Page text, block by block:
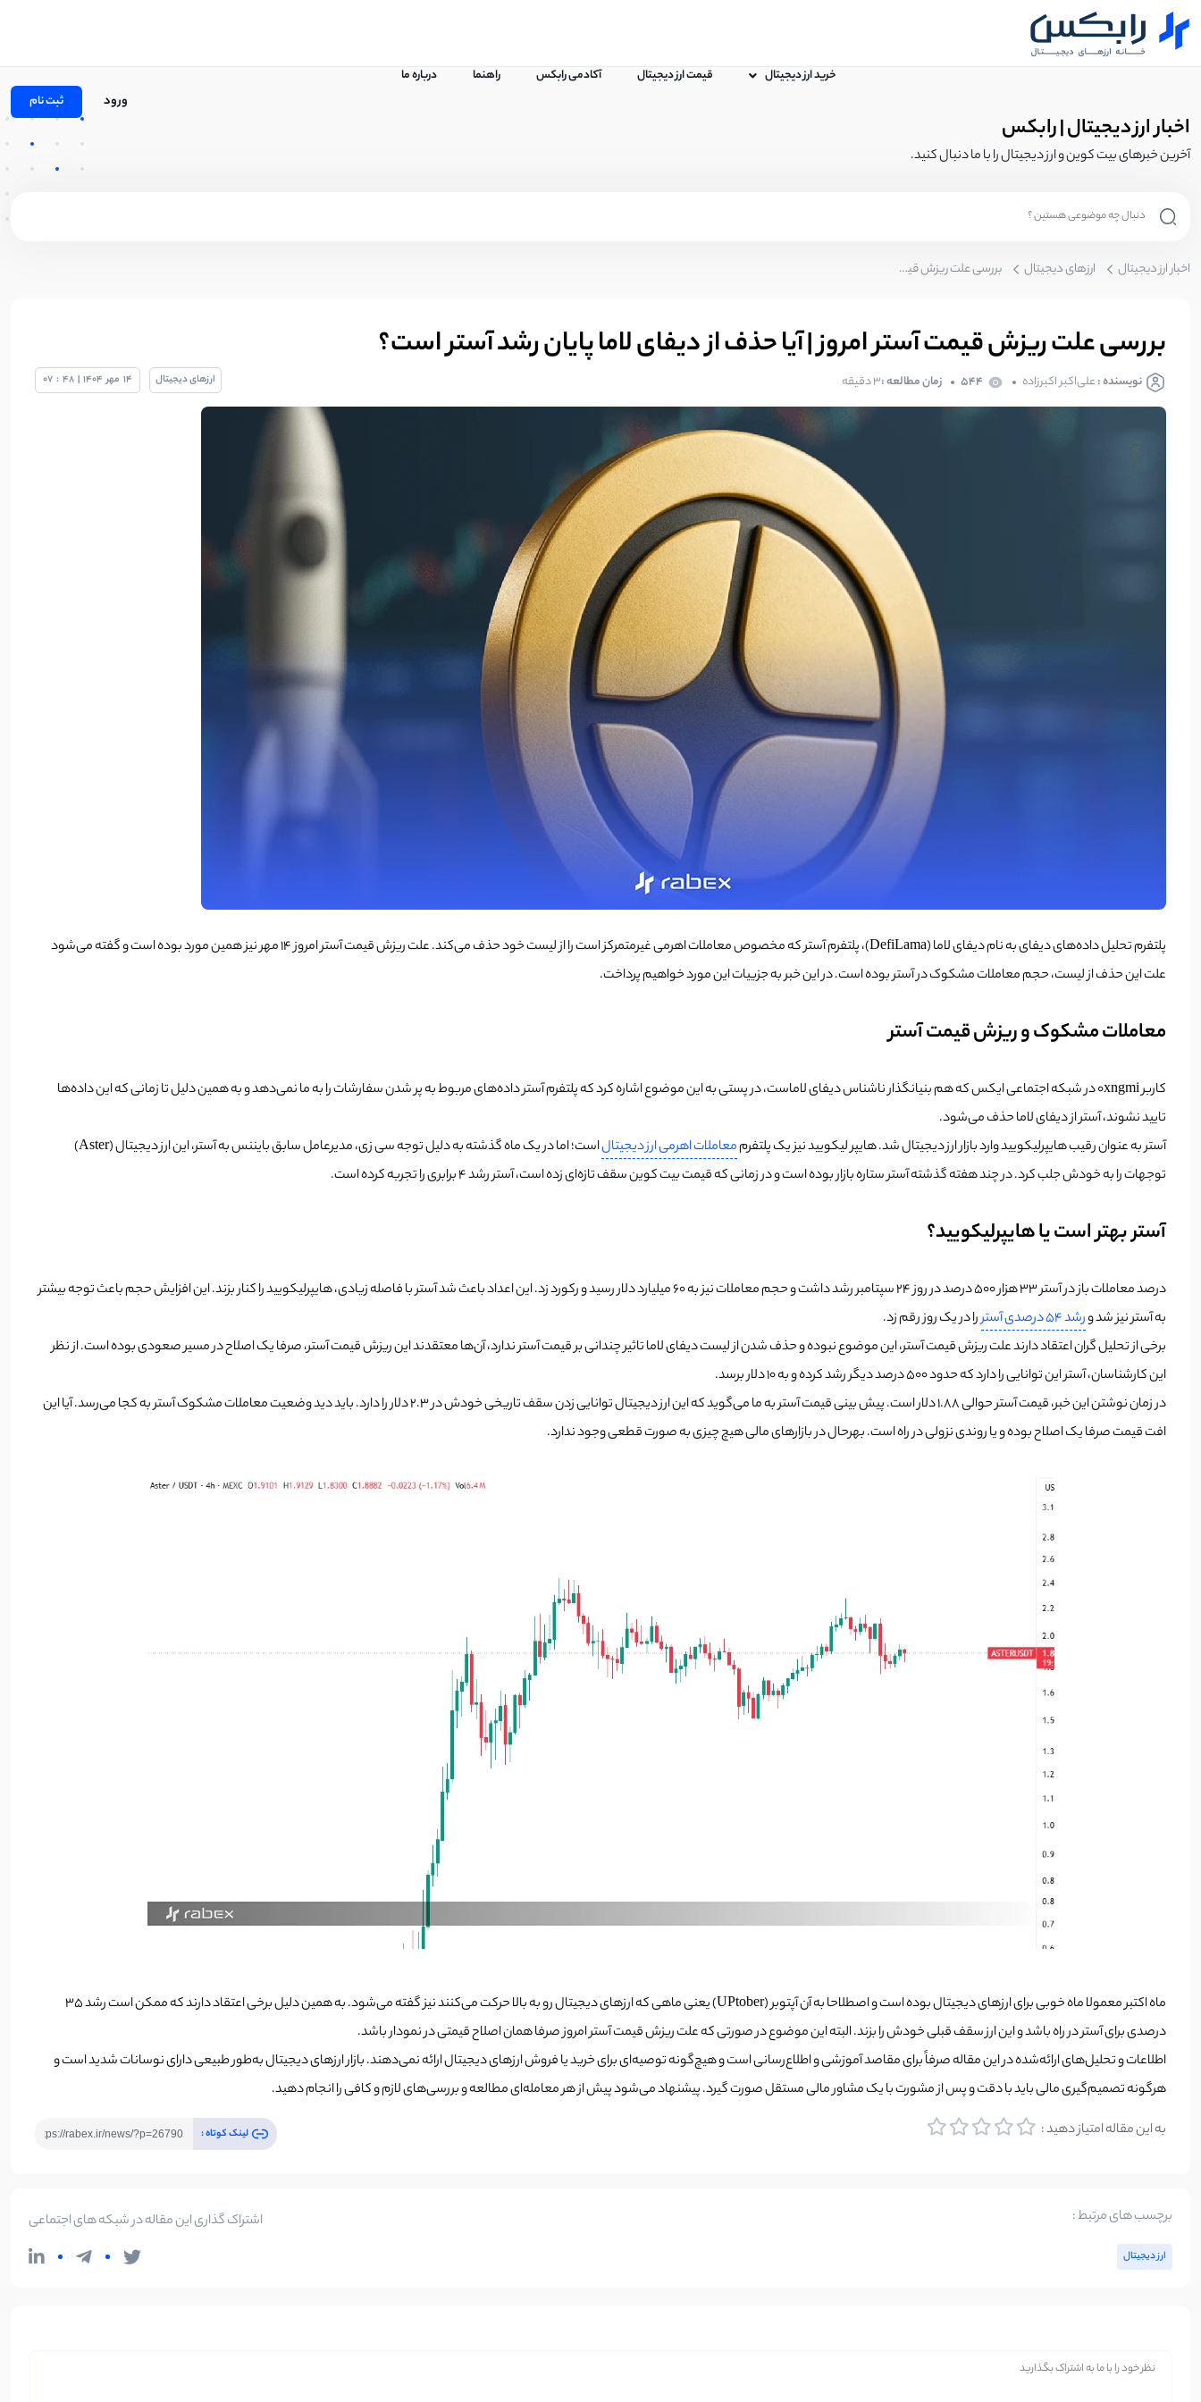
خرید ارز دیجیتال قیمت ارز دیجیتال آکادمی رابکس راهنما درباره ما
ورود ثبت نام
اخبار ارز دیجیتال | رابکس
آخرین خبرهای بیت کوین و ارز دیجیتال را با ما دنبال کنید.
اخبار ارز دیجیتال ارزهای دیجیتال بررسی علت ریزش قیمت آستر امروز | آیا حذف از دیفای لاما پایان رشد آستر است؟
بررسی علت ریزش قیمت آستر امروز | آیا حذف از دیفای لاما پایان رشد آستر است؟
نویسنده :علی‌اکبر اکبرزاده 544 زمان مطالعه :3 دقیقه ارزهای دیجیتال 14 مهر 1404
|
48
:
07
پلتفرم تحلیل داده‌های دیفای به نام دیفای لاما (DefiLama)، پلتفرم آستر که مخصوص معاملات اهرمی غیرمتمرکز است را از لیست خود حذف می‌کند. علت ریزش قیمت آستر امروز 14 مهر نیز همین مورد بوده است و گفته می‌شود
علت این حذف از لیست، حجم معاملات مشکوک در آستر بوده است. در این خبر به جزییات این مورد خواهیم پرداخت.
معاملات مشکوک و ریزش قیمت آستر
کاربر 0xngmi در شبکه اجتماعی ایکس که هم بنیانگذار ناشناس دیفای لاماست، در پستی به این موضوع اشاره کرد که پلتفرم آستر داده‌های مربوط به پر شدن سفارشات را به ما نمی‌دهد و به همین دلیل تا زمانی که این داده‌ها
تایید نشوند، آستر از دیفای لاما حذف می‌شود.
آستر به عنوان رقیب هایپرلیکویید وارد بازار ارز دیجیتال شد. هایپر لیکویید نیز یک پلتفرممعاملات اهرمی ارز دیجیتال
است؛ اما در یک ماه گذشته به دلیل توجه سی زی، مدیرعامل سابق بایننس به آستر، این ارز دیجیتال (Aster)
توجهات را به خودش جلب کرد. در چند هفته گذشته آستر ستاره بازار بوده است و در زمانی که قیمت بیت کوین سقف تازه‌ای زده است، آستر رشد 4 برابری را تجربه کرده است.
آستر بهتر است یا هایپرلیکویید؟
درصد معاملات باز در آستر 33 هزار 500 درصد در روز 24 سپتامبر رشد داشت و حجم معاملات نیز به 60 میلیارد دلار رسید و رکورد زد. این اعداد باعث شد آستر با فاصله زیادی، هایپرلیکویید را کنار بزند. این افزایش حجم باعث توجه بیشتر
به آستر نیز شد ورشد 54 درصدی آستر
را در یک روز رقم زد.
برخی از تحلیل گران اعتقاد دارند علت ریزش قیمت آستر، این موضوع نبوده و حذف شدن از لیست دیفای لاما تاثیر چندانی بر قیمت آستر ندارد، آن‌ها معتقدند این ریزش قیمت آستر، صرفا یک اصلاح در مسیر صعودی بوده است. از نظر
این کارشناسان، آستر این توانایی را دارد که حدود 500 درصد دیگر رشد کرده و به 10 دلار برسد.
در زمان نوشتن این خبر، قیمت آستر حوالی 1.88 دلار است. پیش بینی قیمت آستر به ما می‌گوید که این ارز دیجیتال توانایی زدن سقف تاریخی خودش در 2.3 دلار را دارد. باید دید وضعیت معاملات مشکوک آستر به کجا می‌رسد. آیا این
افت قیمت صرفا یک اصلاح بوده و یا روندی نزولی در راه است. بهرحال در بازارهای مالی هیچ چیزی به صورت قطعی وجود ندارد.
ماه اکتبر معمولا ماه خوبی برای ارزهای دیجیتال بوده است و اصطلاحا به آن آپتوبر (UPtober) یعنی ماهی که ارزهای دیجیتال رو به بالا حرکت می‌کنند نیز گفته می‌شود. به همین دلیل برخی اعتقاد دارند که ممکن است رشد 35
درصدی برای آستر در راه باشد و این ارز سقف قبلی خودش را بزند. البته این موضوع در صورتی که علت ریزش قیمت آستر امروز صرفا همان اصلاح قیمتی در نمودار باشد.
اطلاعات و تحلیل‌های ارائه‌شده در این مقاله صرفاً برای مقاصد آموزشی و اطلاع‌رسانی است و هیچ‌گونه توصیه‌ای برای خرید یا فروش ارزهای دیجیتال ارائه نمی‌دهند. بازار ارزهای دیجیتال به‌طور طبیعی دارای نوسانات شدید است و
هرگونه تصمیم‌گیری مالی باید با دقت و پس از مشورت با یک مشاور مالی مستقل صورت گیرد. پیشنهاد می‌شود پیش از هر معامله‌ای مطالعه و بررسی‌های لازم و کافی را انجام دهید.
به این مقاله امتیاز دهید :
لینک کوتاه :
برچسب های مرتبط :
ارز دیجیتال
اشتراک گذاری این مقاله در شبکه های اجتماعی